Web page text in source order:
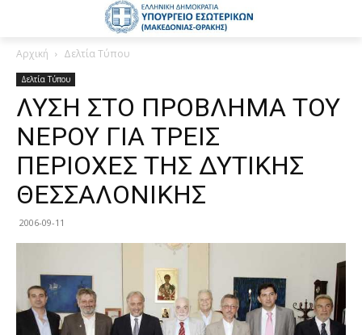
Αρχική Δελτία Τύπου
Δελτία Τύπου
ΛΥΣΗ ΣΤΟ ΠΡΟΒΛΗΜΑ ΤΟΥ
ΝΕΡΟΥ ΓΙΑ ΤΡΕΙΣ
ΠΕΡΙΟΧΕΣ ΤΗΣ ΔΥΤΙΚΗΣ
ΘΕΣΣΑΛΟΝΙΚΗΣ
2006-09-11